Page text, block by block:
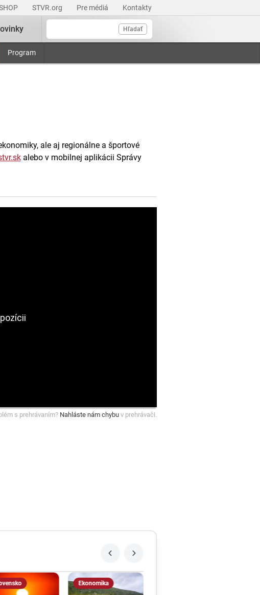
STVR.org Pre médiá Kontakty
Hľadať
Program
ale aj regionálne a športové
alebo v mobilnej aplikácii Správy
s prehrávaním? Nahláste nám chybu v prehrávači.
Ekonomika